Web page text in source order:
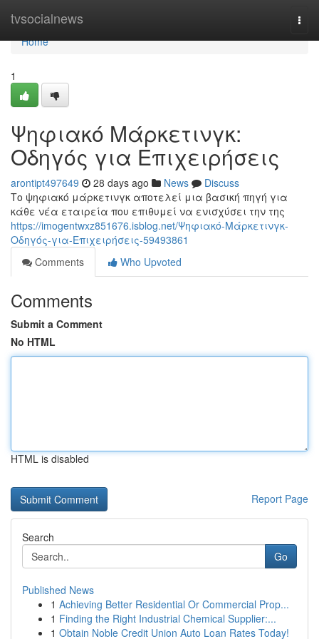
tvsocialnews
Home
Home
1
Ψηφιακό Μάρκετινγκ:
Οδηγός για Επιχειρήσεις
arontipt497649 28 days ago News
Discuss
Το ψηφιακό μάρκετινγκ αποτελεί μια βασική πηγή για
κάθε νέα εταιρεία που επιθυμεί να ενισχύσει την της
https://imogentwxz851676.isblog.net/Ψηφιακό-Μάρκετινγκ-
Οδηγός-για-Επιχειρήσεις-59493861
Comments
Who Upvoted
Comments
Submit a Comment
No HTML
HTML is disabled
Report Page
Search
Go
Published News
1 Achieving Better Residential Or Commercial Prop...
1 Finding the Right Industrial Chemical Supplier:...
1 Obtain Noble Credit Union Auto Loan Rates Today!